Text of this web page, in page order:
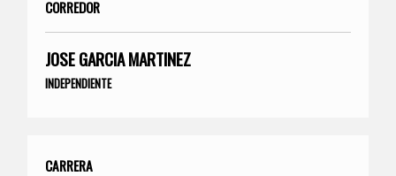
CORREDOR
JOSE GARCIA MARTINEZ
INDEPENDIENTE
CARRERA